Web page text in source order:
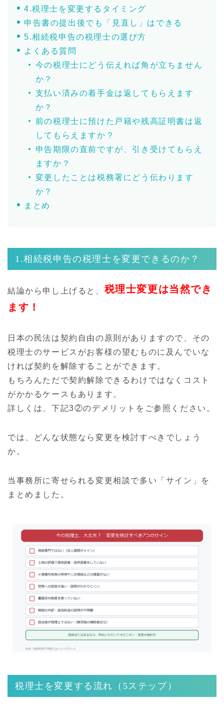
4.税理士を変更するタイミング
申告書の提出後でも「見直し」はできる
5.相続税申告の税理士の選び方
よくある質問
今の税理士にどう伝えれば角が立ちません
か？
支払い済みの着手金は返してもらえます
か？
前の税理士に預けた戸籍や残高証明書は返
してもらえますか？
申告期限の直前ですが、引き受けてもらえ
ますか？
変更したことは税務署にどう伝わります
か？
まとめ
1.相続税申告の税理士を変更できるのか？
結論から申し上げると、 税理士変更は当然でき
ます！
日本の民法は契約自由の原則がありますので、その
税理士のサービスがお客様の望むものに及んでいな
ければ契約を解除することができます。
もちろんただで契約解除できるわけではなくコスト
がかかるケースもあります。
詳しくは、下記3②のデメリットをご参照ください。
では、どんな状態なら変更を検討すべきでしょう
か。
当事務所に寄せられる変更相談で多い「サイン」を
まとめました。
税理士を変更する流れ（5ステップ）